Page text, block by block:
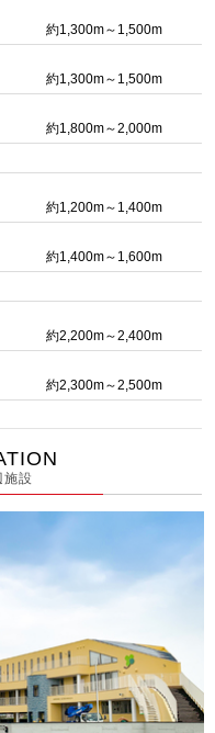
約1,300m～1,500m
約1,300m～1,500m
約1,800m～2,000m
約1,200m～1,400m
約1,400m～1,600m
約2,200m～2,400m
約2,300m～2,500m
施設